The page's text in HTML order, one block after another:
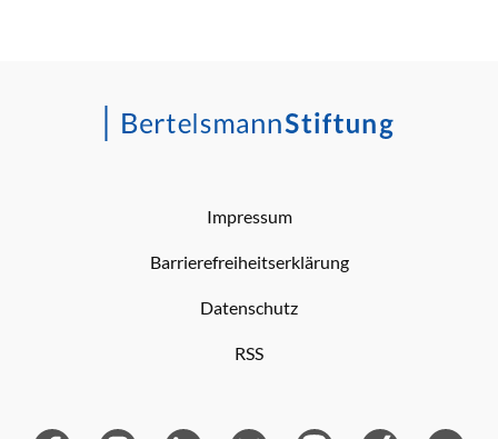
Impressum
Barrierefreiheitserklärung
Datenschutz
RSS